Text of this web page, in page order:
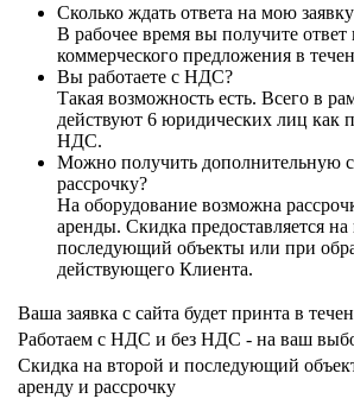
Сколько ждать ответа на мою
В рабочее время вы получите ответ
коммерческого предложения в
Вы работаете с НДС?
Такая возможность есть. Всего в
действуют 6 юридических лиц как
НДС.
Можно получить дополнительную
рассрочку?
На оборудование возможна
аренды. Скидка предоставляется на
последующий объекты или при
действующего Клиента.
Ваша заявка с сайта будет принта в
Работаем с НДС и без НДС - на ваш
Скидка на второй и последующий
аренду и рассрочку